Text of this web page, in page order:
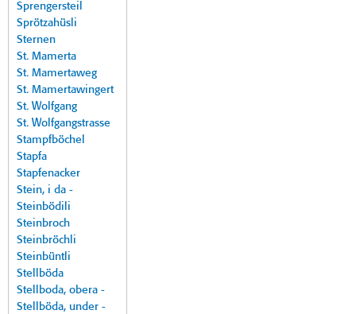
Sprengersteil
Sprötzahüsli
Sternen
St. Mamerta
St. Mamertaweg
St. Mamertawingert
St. Wolfgang
St. Wolfgangstrasse
Stampfböchel
Stapfa
Stapfenacker
Stein, i da -
Steinbödili
Steinbroch
Steinbröchli
Steinbüntli
Stellböda
Stellboda, obera -
Stellböda, under -